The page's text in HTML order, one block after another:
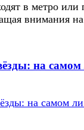
в метро
внимания
на самом